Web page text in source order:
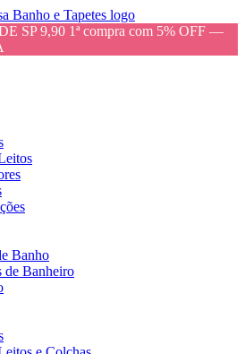
SP 9,90 1ª compra com 5% OFF —
Banho
de Banheiro